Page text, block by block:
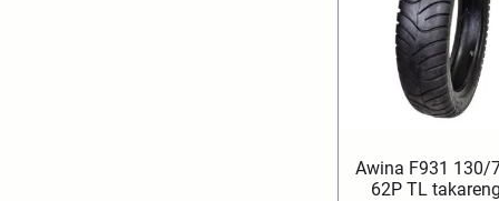
Awina F931 130/
62P TL